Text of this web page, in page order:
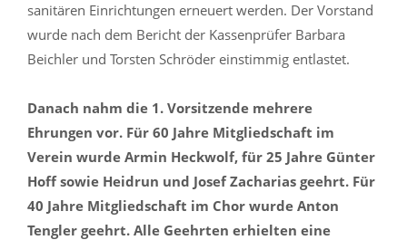
sanitären Einrichtungen erneuert werden. Der Vorstand
wurde nach dem Bericht der Kassenprüfer Barbara
Beichler und Torsten Schröder einstimmig entlastet.
Danach nahm die 1. Vorsitzende mehrere
Ehrungen vor. Für 60 Jahre Mitgliedschaft im
Verein wurde Armin Heckwolf, für 25 Jahre Günter
Hoff sowie Heidrun und Josef Zacharias geehrt. Für
40 Jahre Mitgliedschaft im Chor wurde Anton
Tengler geehrt. Alle Geehrten erhielten eine